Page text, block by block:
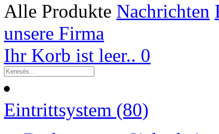
Alle Produkte Nachrichten
unsere Firma
Ihr Korb ist leer.. 0
Eintrittsystem (80)